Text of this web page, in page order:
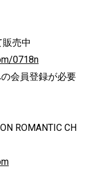
販売中
0718n
会員登録が必要
ROMANTIC CH